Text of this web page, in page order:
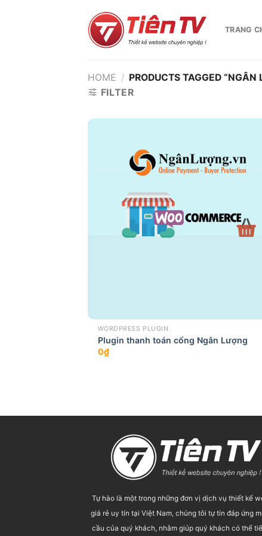
TRANG
HOME / PRODUCTS TAGGED “NGÂN
FILTER
WORDPRESS PLUGIN
Plugin thanh toán cổng Ngân Lượng
0₫
Tự hào là một trong những đơn vị dịch vụ thiết kế
giá rẻ uy tín tại Việt Nam, chúng tôi tự tin đáp ứng
cầu của quý khách, nhằm giúp quý khách có thể